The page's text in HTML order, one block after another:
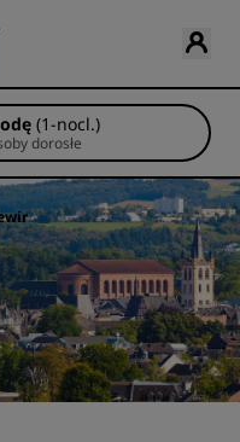
(1-nocl.)
sie | 1 pokój 2 osoby dorosłe